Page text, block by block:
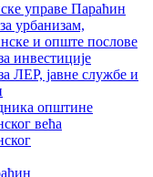
управе Параћин
урбанизам,
и опште послове
инвестиције
ЛЕР, јавне службе и
општине
већа